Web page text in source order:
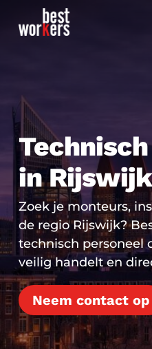
in
Zoek je monteurs,
de regio Rijswijk?
technisch personeel
veilig handelt en
Neem contact op